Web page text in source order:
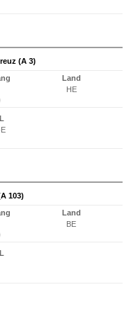
(A 3)
Land
HE
103)
Land
BE